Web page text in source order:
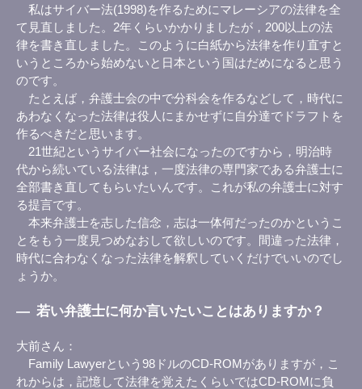
私はサイバー法(1998)を作るためにマレーシアの法律を全
て見直しました。2年くらいかかりましたが，200以上の法
律を書き直しました。このように白紙から法律を作り直すと
いうところから始めないと日本という国はだめになると思う
のです。
たとえば，弁護士会の中で分科会を作るなどして，時代に
あわなくなった法律は役人にまかせずに自分達でドラフトを
作るべきだと思います。
21世紀というサイバー社会になったのですから，明治時
代から続いている法律は，一度法律の専門家である弁護士に
全部書き直してもらいたいんです。これが私の弁護士に対す
る提言です。
本来弁護士を志した信念，志は一体何だったのかというこ
とをもう一度見つめなおして欲しいのです。間違った法律，
時代に合わなくなった法律を解釈していくだけでいいのでし
ょうか。
― 若い弁護士に何か言いたいことはありますか？
大前さん
Family Lawyerという98ドルのCD-ROMがありますが，こ
れからは，記憶して法律を覚えたくらいではCD-ROMに負